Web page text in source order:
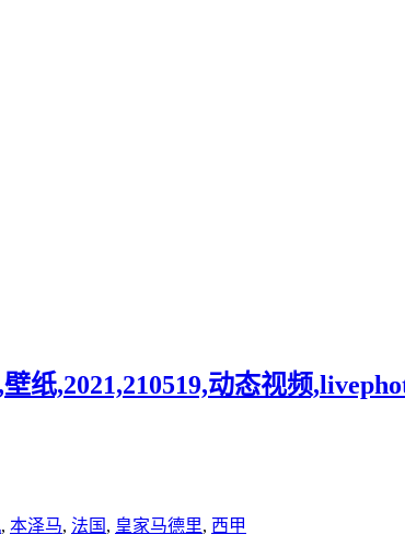
纸,2021,210519,动态视频
, 本泽马, 法国 , 皇家马德里, 西甲